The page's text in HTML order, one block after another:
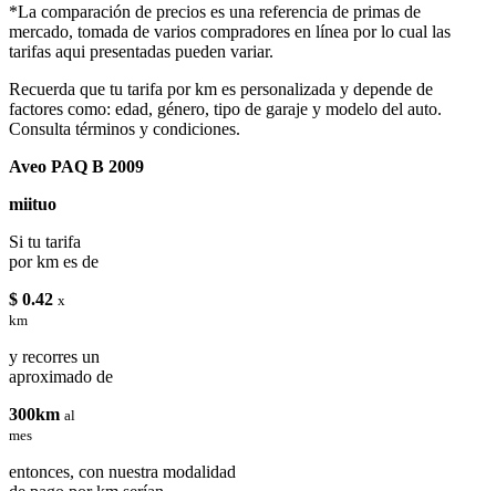
*La comparación de precios es una referencia de primas de
mercado, tomada de varios compradores en línea por lo cual las
tarifas aqui presentadas pueden variar.
Recuerda que tu tarifa por km es personalizada y depende de
factores como: edad, género, tipo de garaje y modelo del auto.
Consulta términos y condiciones.
Aveo PAQ B 2009
miituo
Si tu tarifa
por km es de
$ 0.42 x
km
y recorres un
aproximado de
300km al
mes
entonces, con nuestra modalidad